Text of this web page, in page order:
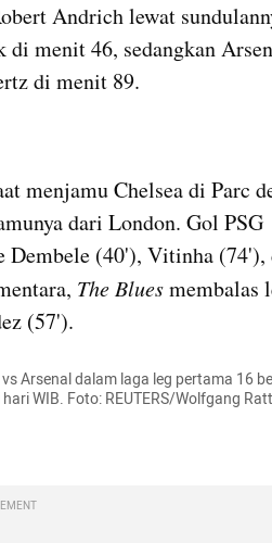
Andrich lewat
di menit 46, sedangkan
di menit 89.
menjamu Chelsea di Parc
dari London. Gol PSG
Dembele (40'), Vitinha (74'),
The Blues membalas
(57').
Arsenal dalam laga leg pertama 16
WIB. Foto: REUTERS/Wolfgang